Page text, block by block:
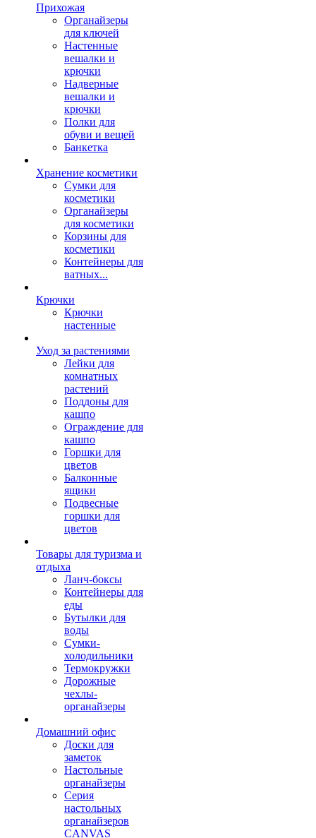
Прихожая
Органайзеры
для ключей
Настенные
вешалки и
крючки
Надверные
вешалки и
крючки
Полки для
обуви и вещей
Банкетка
Хранение косметики
Сумки для
косметики
Органайзеры
для косметики
Корзины для
косметики
Контейнеры для
ватных...
Крючки
Крючки
настенные
Уход за растениями
Лейки для
комнатных
растений
Поддоны для
кашпо
Ограждение для
кашпо
Горшки для
цветов
Балконные
ящики
Подвесные
горшки для
цветов
Товары для туризма и
отдыха
Ланч-боксы
Контейнеры для
еды
Бутылки для
воды
Сумки-
холодильники
Термокружки
Дорожные
чехлы-
органайзеры
Домашний офис
Доски для
заметок
Настольные
органайзеры
Серия
настольных
органайзеров
CANVAS